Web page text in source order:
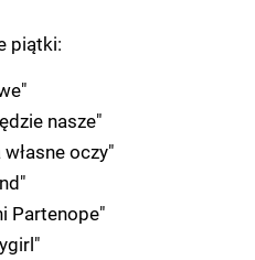
piątki:
nasze"
oczy"
Partenope"